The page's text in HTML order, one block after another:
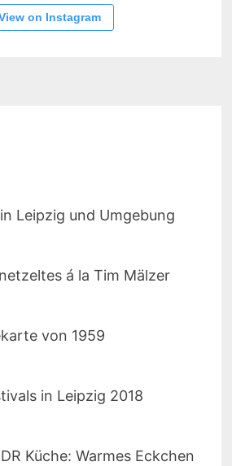
on Instagram
Leipzig und Umgebung
á la Tim Mälzer
von 1959
in Leipzig 2018
Küche: Warmes Eckchen